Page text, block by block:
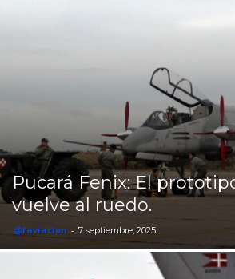
Pucará Fenix: El
vuelve al ruedo.
@faviacion - 7 septiembre, 2025